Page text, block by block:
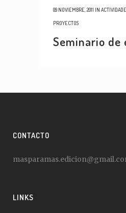
09 NOVIEMBRE, 2011 IN
PROYECTOS
Seminario de
CONTACTO
LINKS